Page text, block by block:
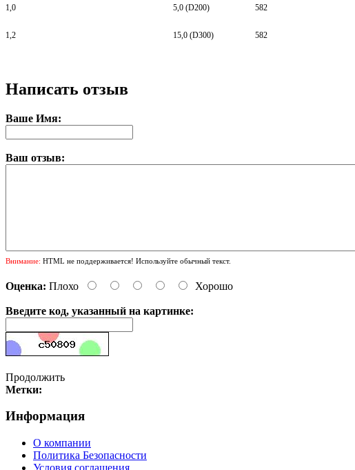
1,0 5,0 (D200) 582
1,2 15,0 (D300) 582
Написать отзыв
Ваше Имя:
Ваш отзыв:
Внимание: HTML не поддерживается! Используйте обычный текст.
Оценка: Плохо Хорошо
Введите код, указанный на картинке:
Продолжить
Метки:
Информация
О компании
Политика Безопасности